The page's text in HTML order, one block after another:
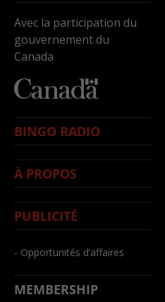
Avec la participation du
gouvernement du
Canada
BINGO RADIO
À PROPOS
PUBLICITÉ
- Opportunités d’affaires
MEMBERSHIP